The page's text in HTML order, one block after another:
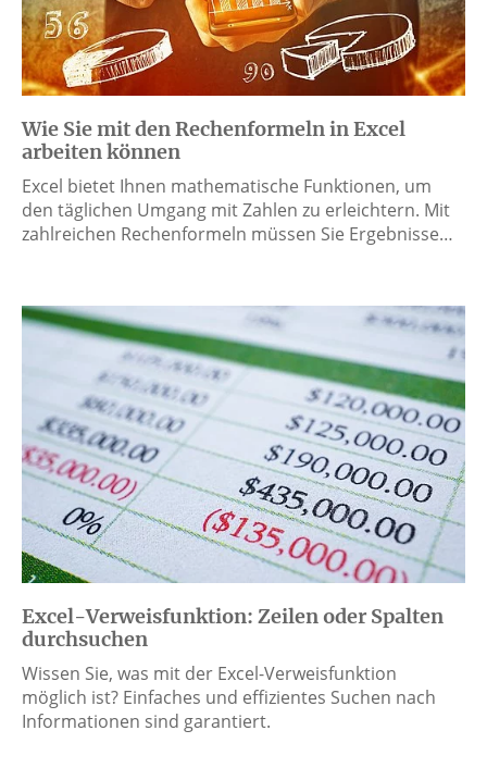
Wie Sie mit den Rechenformeln in Excel
arbeiten können
Excel bietet Ihnen mathematische Funktionen, um
den täglichen Umgang mit Zahlen zu erleichtern. Mit
zahlreichen Rechenformeln müssen Sie Ergebnisse…
Excel-Verweisfunktion: Zeilen oder Spalten
durchsuchen
Wissen Sie, was mit der Excel-Verweisfunktion
möglich ist? Einfaches und effizientes Suchen nach
Informationen sind garantiert.